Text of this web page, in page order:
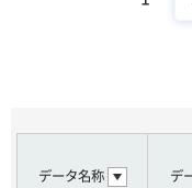
データ名称 デ